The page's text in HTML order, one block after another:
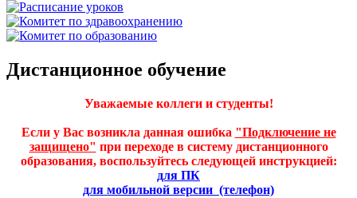
Дистанционное обучение
Уважаемые коллеги и студенты!
Если у Вас возникла данная ошибка "Подключение не
защищено" при переходе в систему дистанционного
образования, воспользуйтесь следующей инструкцией:
для ПК
для мобильной версии (телефон)